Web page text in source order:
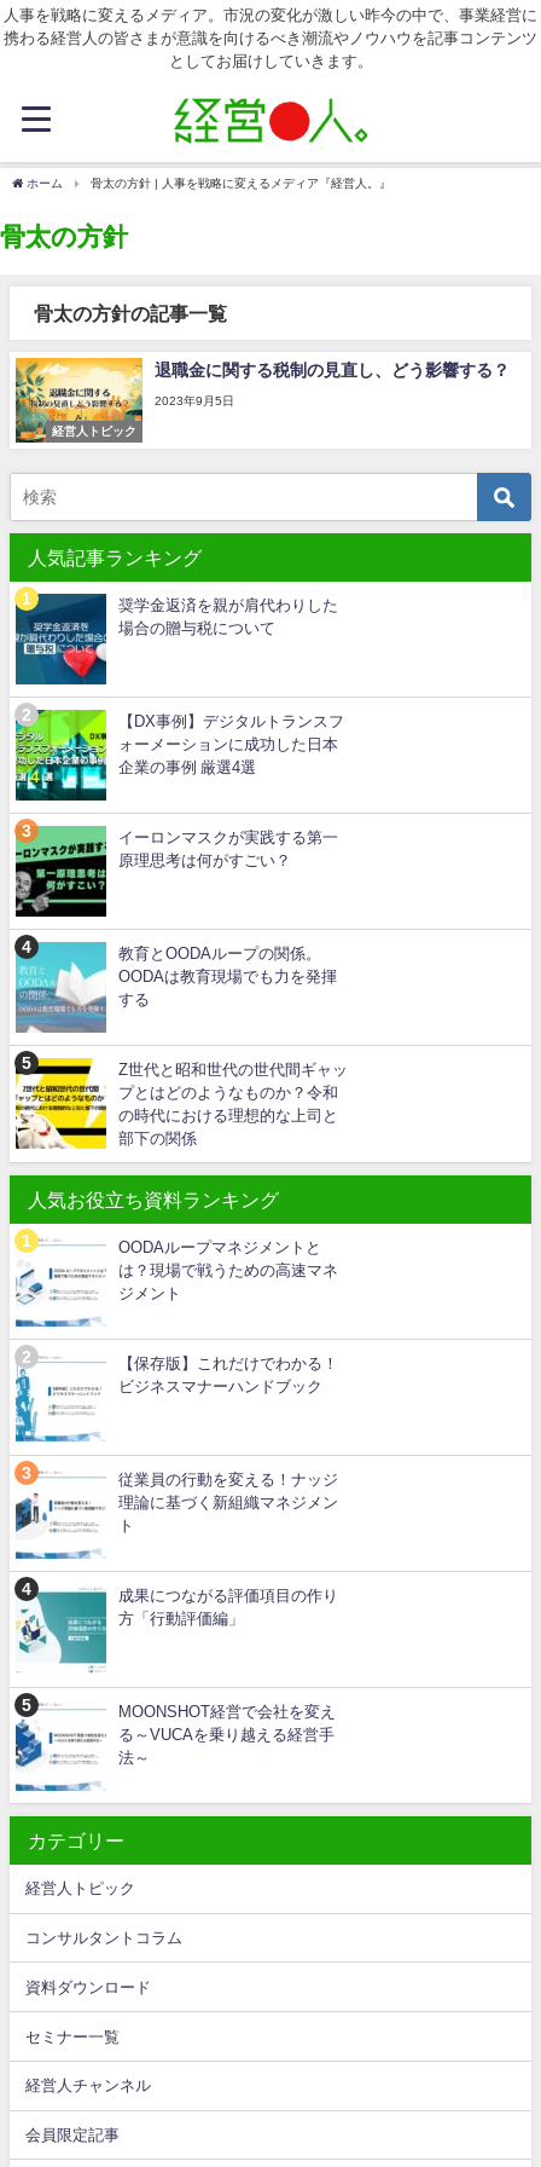
人事を戦略に変えるメディア。市況の変化が激しい昨今の中で、事業経営に
携わる経営人の皆さまが意識を向けるべき潮流やノウハウを記事コンテンツ
としてお届けしていきます。
ホーム 骨太の方針 | 人事を戦略に変えるメディア『経営人。』
骨太の方針
骨太の方針の記事一覧
経営人トピック
退職金に関する税制の見直し、どう影響する？
2023年9月5日
人気記事ランキング
奨学金返済を親が肩代わりした
場合の贈与税について
【DX事例】デジタルトランスフ
ォーメーションに成功した日本
企業の事例 厳選4選
イーロンマスクが実践する第一
原理思考は何がすごい？
教育とOODAループの関係。
OODAは教育現場でも力を発揮
する
Z世代と昭和世代の世代間ギャッ
プとはどのようなものか？令和
の時代における理想的な上司と
部下の関係
人気お役立ち資料ランキング
OODAループマネジメントと
は？現場で戦うための高速マネ
ジメント
【保存版】これだけでわかる！
ビジネスマナーハンドブック
従業員の行動を変える！ナッジ
理論に基づく新組織マネジメン
ト
成果につながる評価項目の作り
方「行動評価編」
MOONSHOT経営で会社を変え
る～VUCAを乗り越える経営手
法～
カテゴリー
経営人トピック
コンサルタントコラム
資料ダウンロード
セミナー一覧
経営人チャンネル
会員限定記事